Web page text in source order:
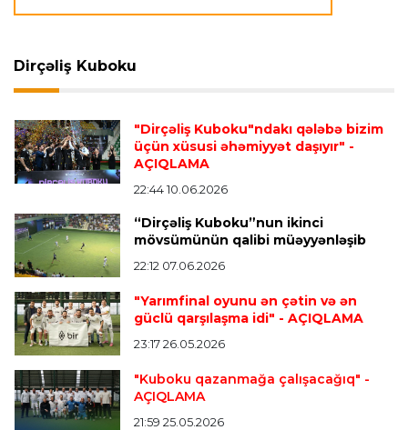
"Reyncers" uduzdu, ÇSKA-dan inamlı qələbə
Transfer
İngiltərə P.L. 23:14 06.08.2026
Alexandre Pato İngiltərə klubunun prezidenti
Transfer 23:08 06.08.2026
"Qalatasaray" Leaunun alternativini "Arsenal"da
tapdı
Offside 23:04 06.08.2026
Çimərlik voleybolu üzrə ölkə çempionatında
finalçılar müəyyənləşdi
Dirçəliş Kuboku
"Dirçəliş Kuboku"ndakı qələbə bizim
üçün xüsusi əhəmiyyət daşıyır" -
AÇIQLAMA
22:44 10.06.2026
“Dirçəliş Kuboku”nun ikinci
mövsümünün qalibi müəyyənləşib
22:12 07.06.2026
"Yarımfinal oyunu ən çətin və ən
güclü qarşılaşma idi" - AÇIQLAMA
23:17 26.05.2026
"Kuboku qazanmağa çalışacağıq" -
AÇIQLAMA
21:59 25.05.2026